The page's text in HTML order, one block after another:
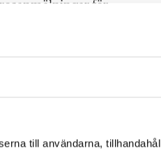
till användarna,
för
säkerställa att barn
endast
skulle inte lämnas
från en behörig
och